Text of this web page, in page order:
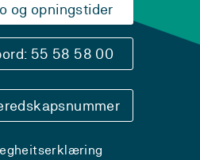
og opningstider
55 58 58 00